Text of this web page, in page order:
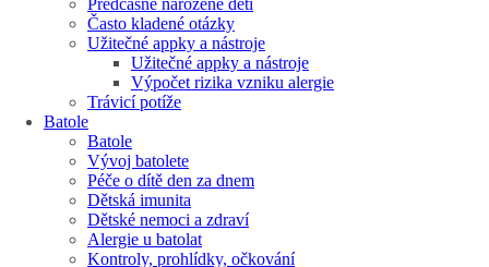
Často kladené otázky
Užitečné appky a nástroje
Užitečné appky a nástroje
Výpočet rizika vzniku alergie
Trávicí potíže
Batole
Batole
Vývoj batolete
Péče o dítě den za dnem
Dětská imunita
Dětské nemoci a zdraví
Alergie u batolat
Kontroly, prohlídky, očkování